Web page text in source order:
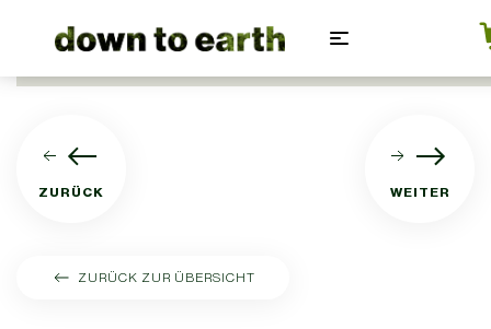
Zum Hauptinhalt springen
ZURÜCK WEITER
ZURÜCK ZUR ÜBERSICHT
DOWN TO EARTH AKADEMIE FÜR PERMAKULTUR